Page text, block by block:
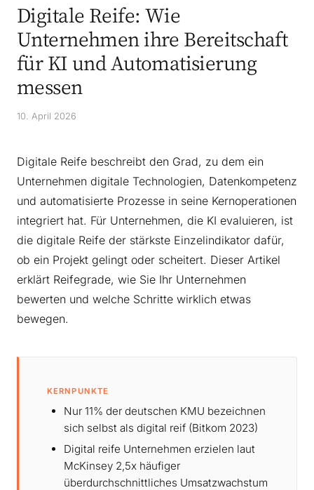
Digitale Reife: Wie
Unternehmen ihre Bereitschaft
für KI und Automatisierung
messen
10. April 2026
Digitale Reife beschreibt den Grad, zu dem ein
Unternehmen digitale Technologien, Datenkompetenz
und automatisierte Prozesse in seine Kernoperationen
integriert hat. Für Unternehmen, die KI evaluieren, ist
die digitale Reife der stärkste Einzelindikator dafür,
ob ein Projekt gelingt oder scheitert. Dieser Artikel
erklärt Reifegrade, wie Sie Ihr Unternehmen
bewerten und welche Schritte wirklich etwas
bewegen.
KERNPUNKTE
Nur 11% der deutschen KMU bezeichnen
sich selbst als digital reif (Bitkom 2023)
Digital reife Unternehmen erzielen laut
McKinsey 2,5x häufiger
überdurchschnittliches Umsatzwachstum